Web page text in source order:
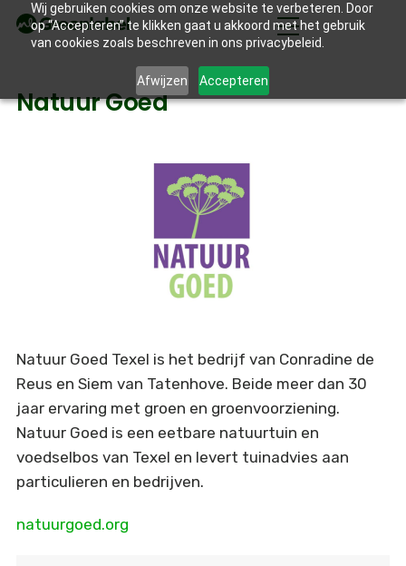
Wij gebruiken cookies om onze website te verbeteren. Door
op “Accepteren” te klikken gaat u akkoord met het gebruik
van cookies zoals beschreven in ons privacybeleid.
Afwijzen Accepteren
Natuur Goed
Natuur Goed Texel is het bedrijf van Conradine de
Reus en Siem van Tatenhove. Beide meer dan 30
jaar ervaring met groen en groenvoorziening.
Natuur Goed is een eetbare natuurtuin en
voedselbos van Texel en levert tuinadvies aan
particulieren en bedrijven.
natuurgoed.org